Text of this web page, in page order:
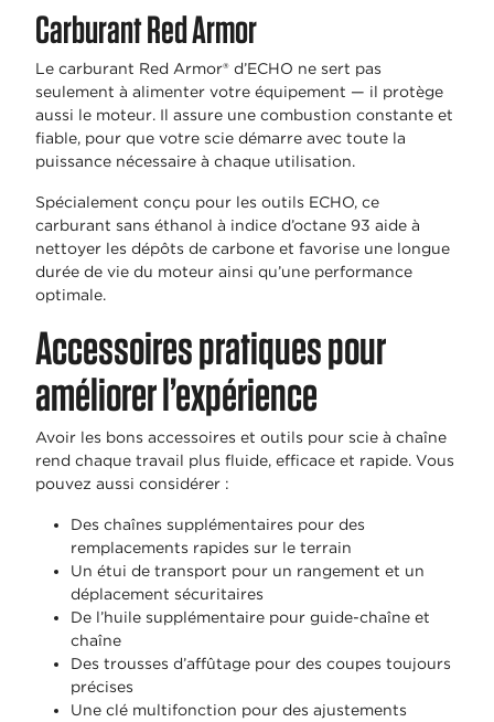
Carburant Red Armor
Le carburant Red Armor® d’ECHO ne sert pas
seulement à alimenter votre équipement — il protège
aussi le moteur. Il assure une combustion constante et
fiable, pour que votre scie démarre avec toute la
puissance nécessaire à chaque utilisation.
Spécialement conçu pour les outils ECHO, ce
carburant sans éthanol à indice d’octane 93 aide à
nettoyer les dépôts de carbone et favorise une longue
durée de vie du moteur ainsi qu’une performance
optimale.
Accessoires pratiques pour
améliorer l’expérience
Avoir les bons accessoires et outils pour scie à chaîne
rend chaque travail plus fluide, efficace et rapide. Vous
pouvez aussi considérer :
Des chaînes supplémentaires pour des
remplacements rapides sur le terrain
Un étui de transport pour un rangement et un
déplacement sécuritaires
De l’huile supplémentaire pour guide-chaîne et
chaîne
Des trousses d’affûtage pour des coupes toujours
précises
Une clé multifonction pour des ajustements